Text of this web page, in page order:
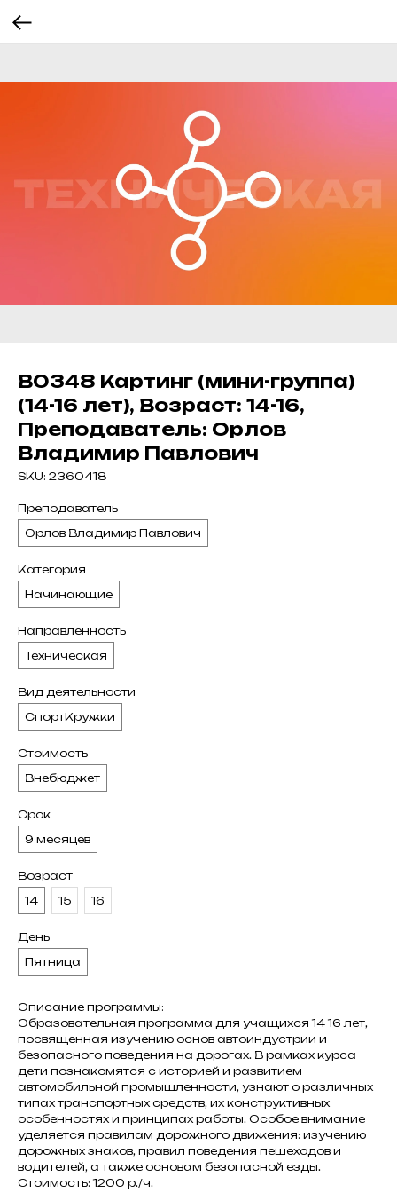
В0348 Картинг (мини-группа)
(14-16 лет), Возраст: 14-16,
Преподаватель: Орлов
Владимир Павлович
SKU: 2360418
Преподаватель
Орлов Владимир Павлович
Категория
Начинающие
Направленность
Техническая
Вид деятельности
СпортКружки
Стоимость
Внебюджет
Срок
9 месяцев
Возраст
14
15 16
День
Пятница
Описание программы:
Образовательная программа для учащихся 14-16 лет,
посвященная изучению основ автоиндустрии и
безопасного поведения на дорогах. В рамках курса
дети познакомятся с историей и развитием
автомобильной промышленности, узнают о различных
типах транспортных средств, их конструктивных
особенностях и принципах работы. Особое внимание
уделяется правилам дорожного движения: изучению
дорожных знаков, правил поведения пешеходов и
водителей, а также основам безопасной езды.
Стоимость: 1200 р./ч.